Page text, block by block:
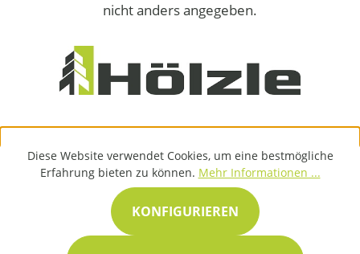
nicht anders angegeben.
Diese Website verwendet Cookies, um eine bestmögliche
Erfahrung bieten zu können. Mehr Informationen ...
KONFIGURIEREN